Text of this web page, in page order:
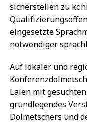
sicherstellen zu
eingesetzte
notwendiger
Auf lokaler und
Laien mit
grundlegendes
Dolmetschers und